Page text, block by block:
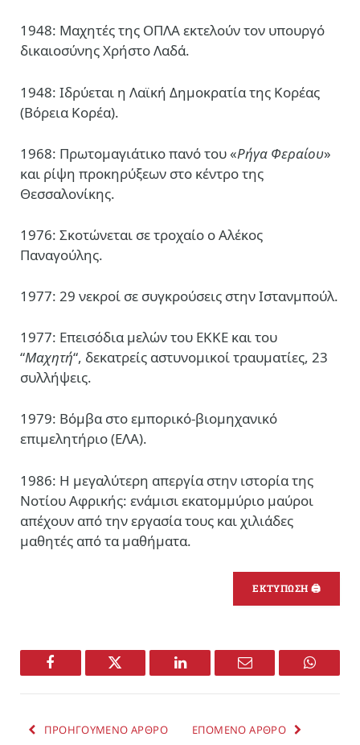
1948: Μαχητές της ΟΠΛΑ εκτελούν τον υπουργό
δικαιοσύνης Χρήστο Λαδά.
1948: Ιδρύεται η Λαϊκή Δημοκρατία της Κορέας
(Βόρεια Κορέα).
1968: Πρωτομαγιάτικο πανό του «Ρήγα Φεραίου»
και ρίψη προκηρύξεων στο κέντρο της
Θεσσαλονίκης.
1976: Σκοτώνεται σε τροχαίο ο Αλέκος
Παναγούλης.
1977: 29 νεκροί σε συγκρούσεις στην Ιστανμπούλ.
1977: Επεισόδια μελών του ΕΚΚΕ και του
“Μαχητή“, δεκατρείς αστυνομικοί τραυματίες, 23
συλλήψεις.
1979: Βόμβα στο εμπορικό-βιομηχανικό
επιμελητήριο (ΕΛΑ).
1986: Η μεγαλύτερη απεργία στην ιστορία της
Νοτίου Αφρικής: ενάμισι εκατομμύριο μαύροι
απέχουν από την εργασία τους και χιλιάδες
μαθητές από τα μαθήματα.
ΕΚΤΥΠΩΣΗ 🖨
Facebook Twitter LinkedIn Email
ΠΡΟΗΓΟΥΜΕΝΟ ΑΡΘΡΟ ΕΠΟΜΕΝΟ ΑΡΘΡΟ